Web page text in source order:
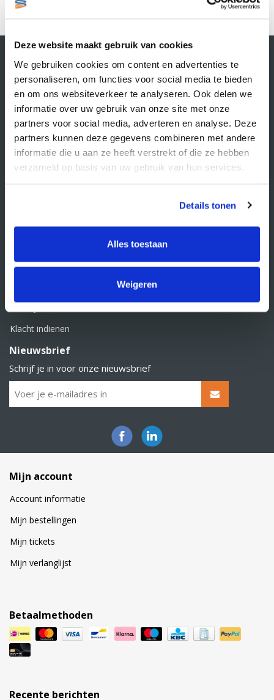
Deze website maakt gebruik van cookies
We gebruiken cookies om content en advertenties te
personaliseren, om functies voor social media te bieden
en om ons websiteverkeer te analyseren. Ook delen we
informatie over uw gebruik van onze site met onze
partners voor social media, adverteren en analyse. Deze
partners kunnen deze gegevens combineren met andere
informatie die u aan ze heeft verstrekt of die ze hebben
verzameld op basis van uw gebruik van hun services.
Details tonen
Alles toestaan
Weigeren
Contactgegevens
Supply Service B.V.
Nijverheidsstraat 25-K
3861 RJ Nijkerk
info@supplyservice.nl
+31 33 468 13 42
KvK nummer: 66384737
Retourbeleid
Klacht indienen
Nieuwsbrief
Schrijf je in voor onze nieuwsbrief
Mijn account
Account informatie
Mijn bestellingen
Mijn tickets
Mijn verlanglijst
Betaalmethoden
Recente berichten